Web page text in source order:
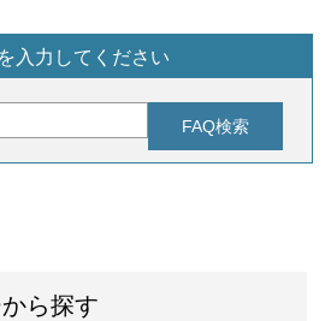
入力してください
ら探す